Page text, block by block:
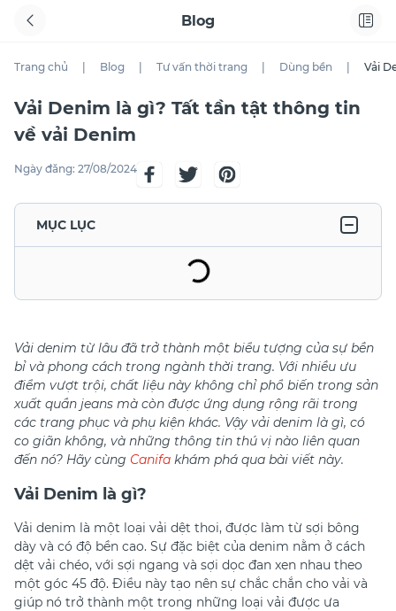
Blog
Trang chủ Blog Tư vấn thời trang Dùng bền Vải
Vải Denim là gì? Tất tần tật thông tin
về vải Denim
Ngày đăng: 27/08/2024
MỤC LỤC
Vải denim từ lâu đã trở thành một biểu tượng của sự bền
bỉ và phong cách trong ngành thời trang. Với nhiều ưu
điểm vượt trội, chất liệu này không chỉ phổ biến trong sản
xuất quần jeans mà còn được ứng dụng rộng rãi trong
các trang phục và phụ kiện khác. Vậy vải denim là gì, có
co giãn không, và những thông tin thú vị nào liên quan
đến nó? Hãy cùng Canifa khám phá qua bài viết này.
Vải Denim là gì?
Vải denim là một loại vải dệt thoi, được làm từ sợi bông
dày và có độ bền cao. Sự đặc biệt của denim nằm ở cách
dệt vải chéo, với sợi ngang và sợi dọc đan xen nhau theo
một góc 45 độ. Điều này tạo nên sự chắc chắn cho vải và
giúp nó trở thành một trong những loại vải được ưa